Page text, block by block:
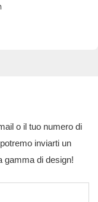
o il tuo numero di
inviarti un
gamma di design!